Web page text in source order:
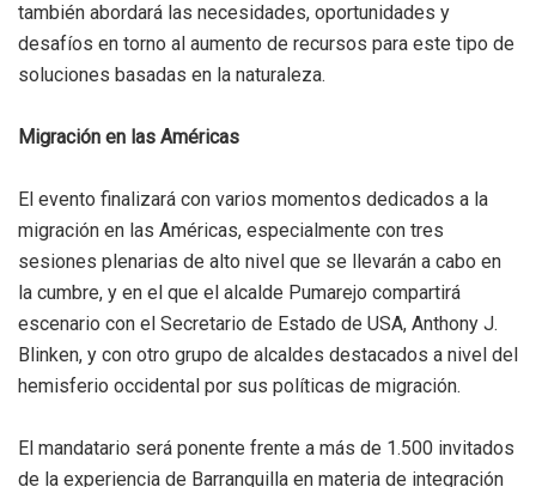
también abordará las necesidades, oportunidades y
desafíos en torno al aumento de recursos para este tipo de
soluciones basadas en la naturaleza.
Migración en las Américas
El evento finalizará con varios momentos dedicados a la
migración en las Américas, especialmente con tres
sesiones plenarias de alto nivel que se llevarán a cabo en
la cumbre, y en el que el alcalde Pumarejo compartirá
escenario con el Secretario de Estado de USA, Anthony J.
Blinken, y con otro grupo de alcaldes destacados a nivel del
hemisferio occidental por sus políticas de migración.
El mandatario será ponente frente a más de 1.500 invitados
de la experiencia de Barranquilla en materia de integración